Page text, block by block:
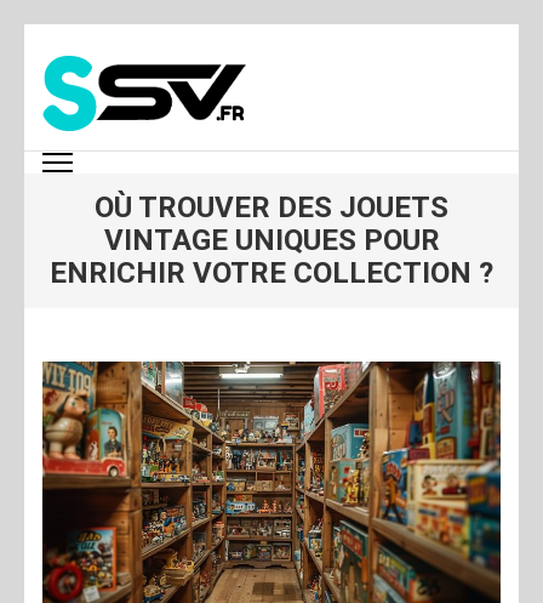
contenu
(Pressez
Entrée)
SSV
OÙ TROUVER DES JOUETS
VINTAGE UNIQUES POUR
ENRICHIR VOTRE COLLECTION ?